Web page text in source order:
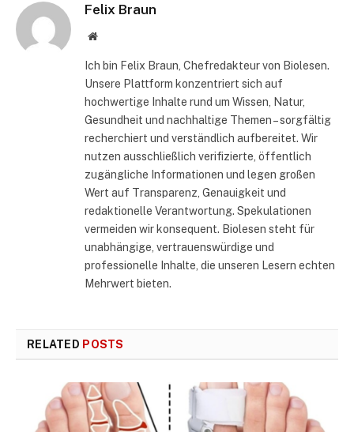
Felix Braun
Website
Ich bin Felix Braun, Chefredakteur von Biolesen.
Unsere Plattform konzentriert sich auf
hochwertige Inhalte rund um Wissen, Natur,
Gesundheit und nachhaltige Themen – sorgfältig
recherchiert und verständlich aufbereitet. Wir
nutzen ausschließlich verifizierte, öffentlich
zugängliche Informationen und legen großen
Wert auf Transparenz, Genauigkeit und
redaktionelle Verantwortung. Spekulationen
vermeiden wir konsequent. Biolesen steht für
unabhängige, vertrauenswürdige und
professionelle Inhalte, die unseren Lesern echten
Mehrwert bieten.
RELATED POSTS